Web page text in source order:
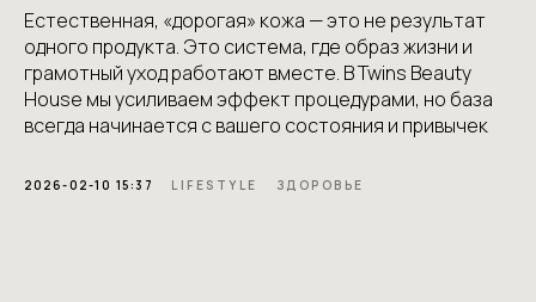
Естественная, «дорогая» кожа — это не результат
одного продукта. Это система, где образ жизни и
грамотный уход работают вместе. В Twins Beauty
House мы усиливаем эффект процедурами, но база
всегда начинается с вашего состояния и привычек
2026-02-10 15:37 LIFESTYLE ЗДОРОВЬЕ